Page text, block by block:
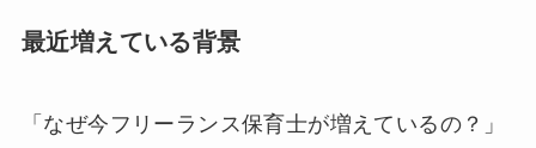
最近増えている背景
「なぜ今フリーランス保育士が増えているの？」